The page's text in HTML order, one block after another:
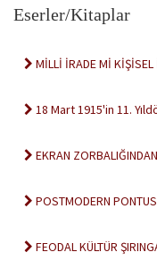
Eserler/Kitaplar
MİLLİ İRADE Mİ KİŞİSEL
18 Mart 1915'in 11.
EKRAN
POSTMODERN
FEODAL KÜLTÜR